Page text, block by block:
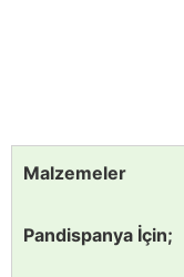
Malzemeler
Pandispanya İçin;